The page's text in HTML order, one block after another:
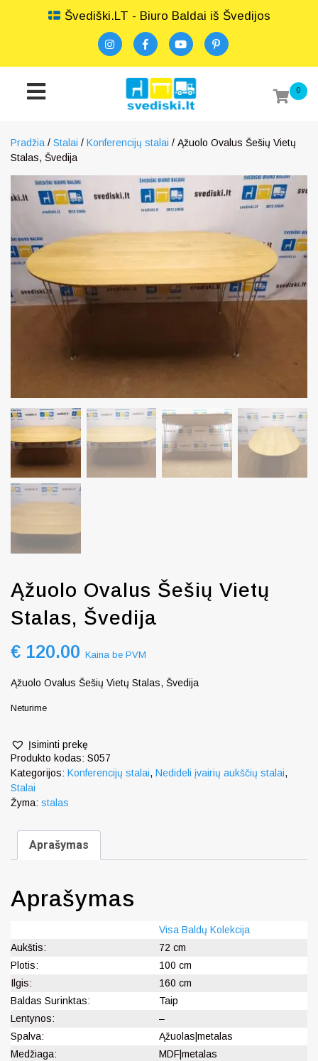
Švediški.LT - Biuro Baldai iš Švedijos
0
Pradžia / Stalai / Konferencijų stalai / Ąžuolo Ovalus Šešių Vietų
Stalas, Švedija
Ąžuolo Ovalus Šešių Vietų
Stalas, Švedija
€ 120.00 Kaina be PVM
Ąžuolo Ovalus Šešių Vietų Stalas, Švedija
Neturime
Įsiminti prekę
Produkto kodas: S057
Kategorijos: Konferencijų stalai, Nedideli įvairių aukščių stalai,
Stalai
Žyma: stalas
Aprašymas
Aprašymas
Visa Baldų Kolekcija
Aukštis:
72 cm
Plotis:
100 cm
Ilgis:
160 cm
Baldas Surinktas:
Taip
Lentynos:
–
Spalva:
Ąžuolas|metalas
Medžiaga:
MDF|metalas